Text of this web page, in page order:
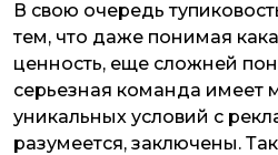
В свою очередь
тем, что даже понимая
ценность, еще сложней
серьезная команда имеет
уникальных условий с
разумеется, заключены.